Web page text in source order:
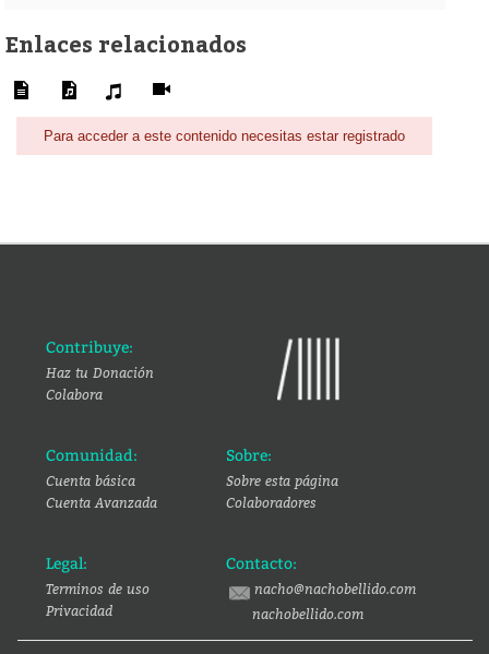
Enlaces relacionados
Para acceder a este contenido necesitas estar registrado
Contribuye:
Haz tu Donación
Colabora
Comunidad:
Cuenta básica
Cuenta Avanzada
Sobre:
Sobre esta página
Colaboradores
Legal:
Terminos de uso
Privacidad
Contacto:
nacho@nachobellido.com
nachobellido.com